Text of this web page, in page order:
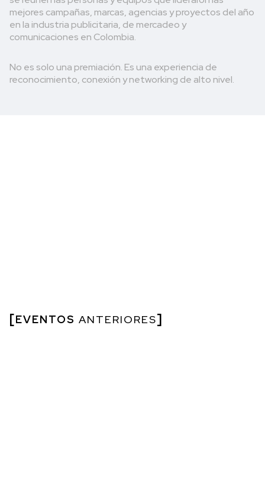
mejores campañas, marcas, agencias y proyectos del año
en la industria publicitaria, de mercadeo y
comunicaciones en Colombia.
No es solo una premiación. Es una experiencia de
reconocimiento, conexión y networking de alto nivel.
EVENTOS ANTERIORES